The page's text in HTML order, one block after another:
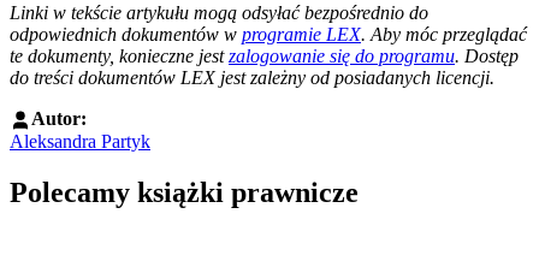
Linki w tekście artykułu mogą odsyłać bezpośrednio do
odpowiednich dokumentów w programie LEX. Aby móc przeglądać
te dokumenty, konieczne jestzalogowanie się do programu. Dostęp
do treści dokumentów LEX jest zależny od posiadanych licencji.
Autor:
Aleksandra Partyk
Polecamy książki prawnicze